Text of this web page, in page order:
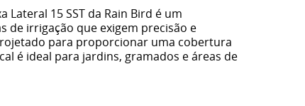
Lateral 15 SST da Rain Bird é um
de irrigação que exigem precisão e
para proporcionar uma cobertura
é ideal para jardins, gramados e áreas de